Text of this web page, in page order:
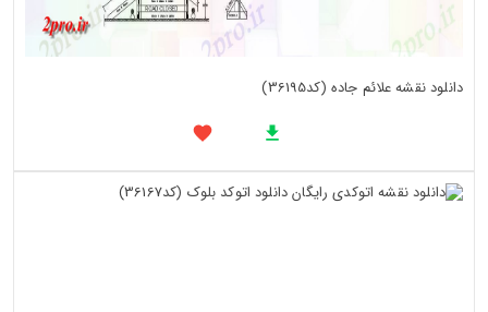
دانلود نقشه علائم جاده (کد36195)